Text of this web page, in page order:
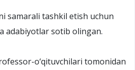
samarali tashkil etish uchun
adabiyotlar sotib olingan.
o‘qituvchilari tomonidan